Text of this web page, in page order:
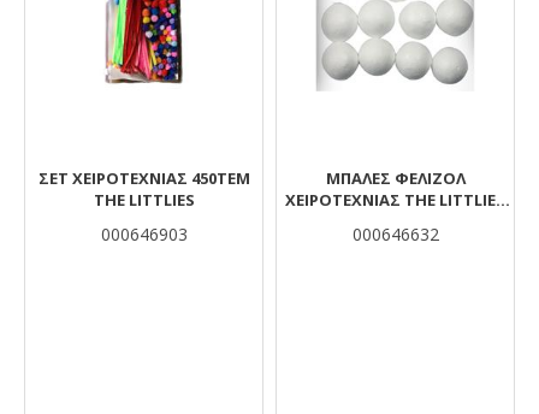
ΣΕΤ ΧΕΙΡΟΤΕΧΝΙΑΣ 450ΤΕΜ
THE LITTLIES
000646903
ΜΠΆΛΕΣ ΦΕΛΙΖΌΛ
ΧΕΙΡΟΤΕΧΝΊΑΣ THE LITTLIES
000646632